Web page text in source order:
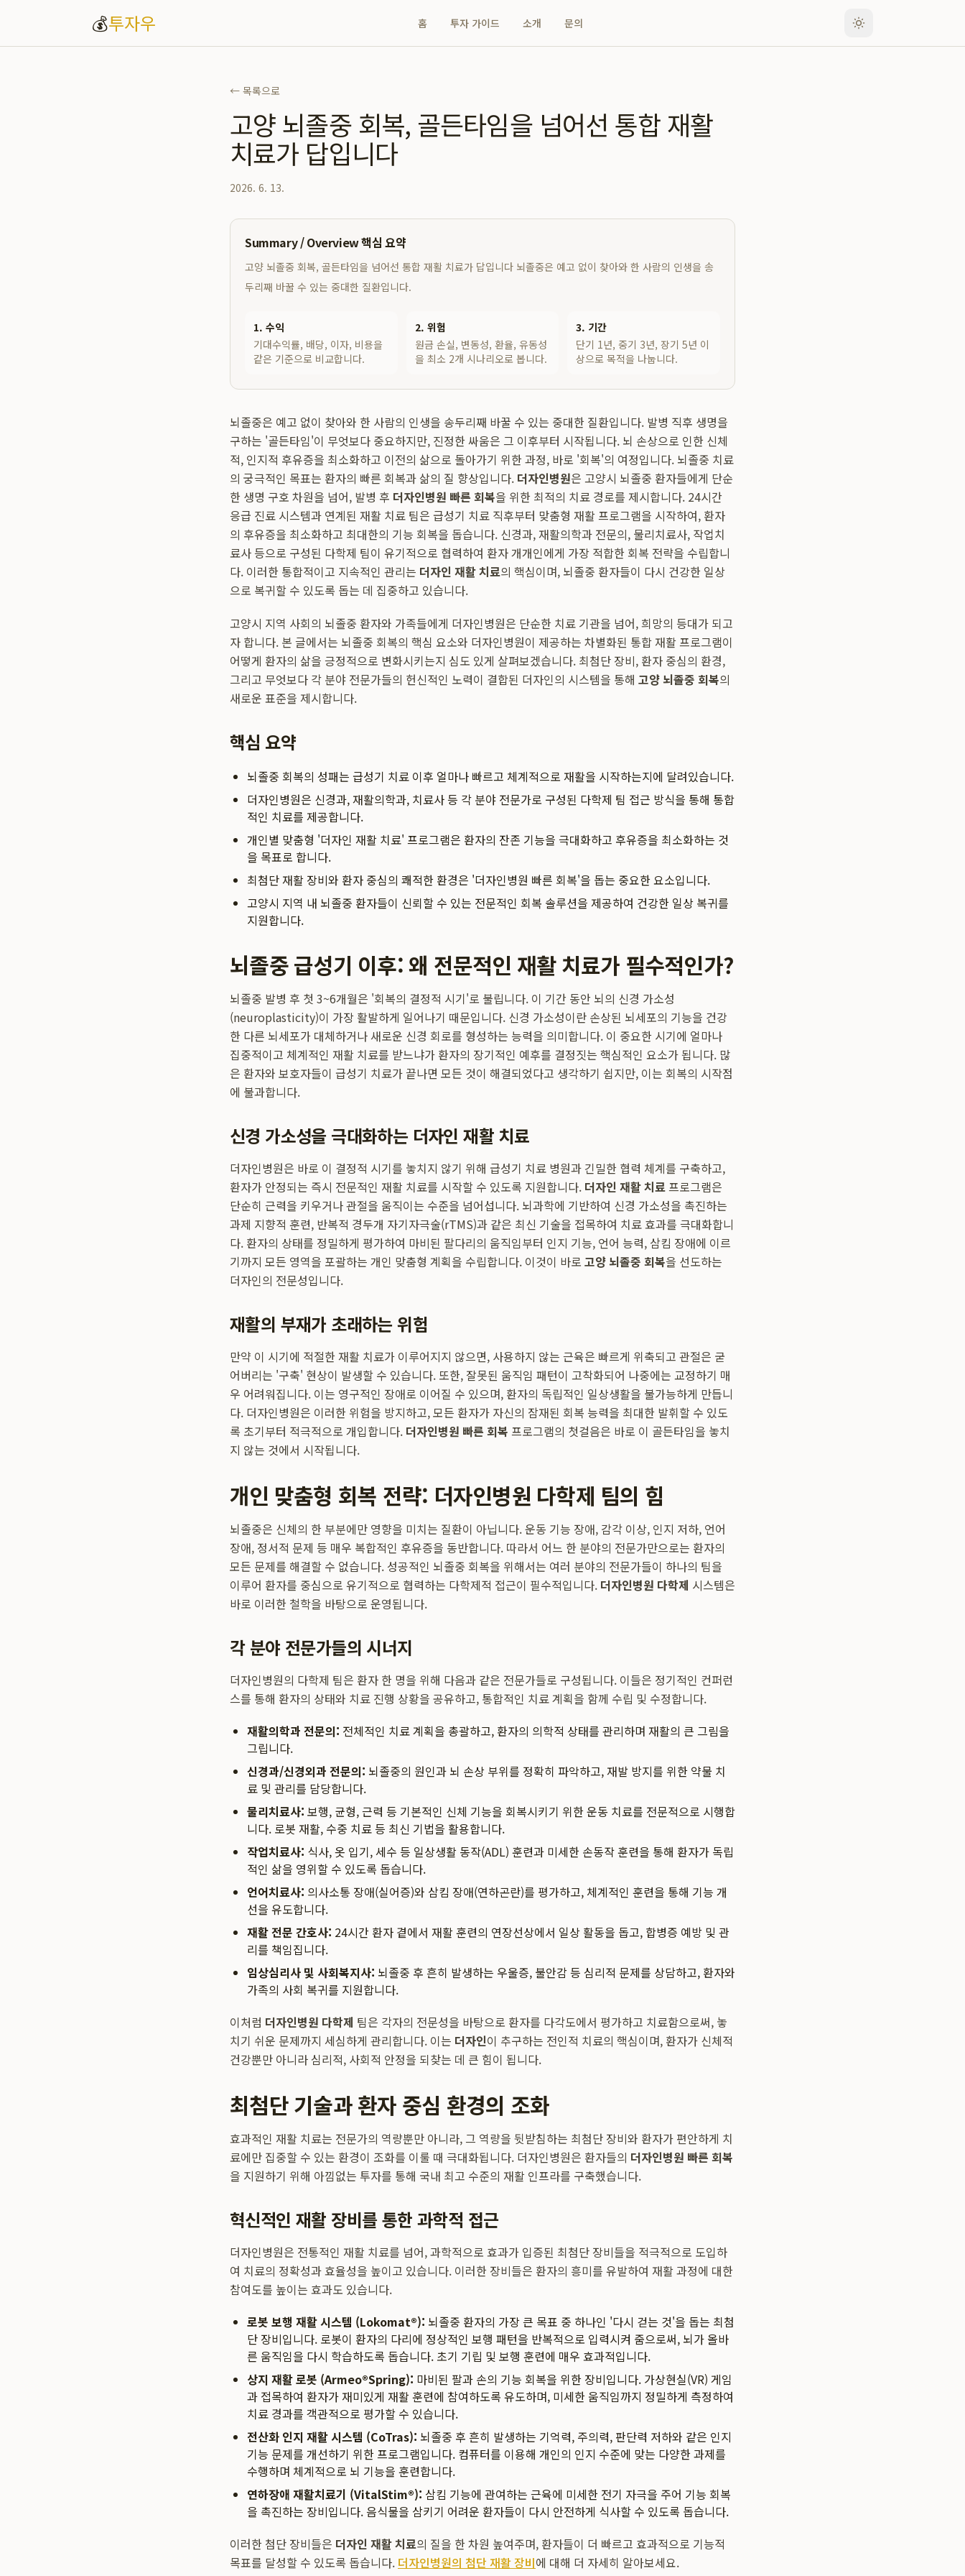
💰투자우 홈 투자 가이드 소개 문의
← 목록으로
고양 뇌졸중 회복, 골든타임을 넘어선 통합 재활
치료가 답입니다
2026. 6. 13.
Summary / Overview 핵심 요약
고양 뇌졸중 회복, 골든타임을 넘어선 통합 재활 치료가 답입니다 뇌졸중은 예고 없이 찾아와 한 사람의 인생을 송
두리째 바꿀 수 있는 중대한 질환입니다.
1. 수익
기대수익률, 배당, 이자, 비용을
같은 기준으로 비교합니다.
2. 위험
원금 손실, 변동성, 환율, 유동성
을 최소 2개 시나리오로 봅니다.
3. 기간
단기 1년, 중기 3년, 장기 5년 이
상으로 목적을 나눕니다.
뇌졸중은 예고 없이 찾아와 한 사람의 인생을 송두리째 바꿀 수 있는 중대한 질환입니다. 발병 직후 생명을
구하는 '골든타임'이 무엇보다 중요하지만, 진정한 싸움은 그 이후부터 시작됩니다. 뇌 손상으로 인한 신체
적, 인지적 후유증을 최소화하고 이전의 삶으로 돌아가기 위한 과정, 바로 '회복'의 여정입니다. 뇌졸중 치료
의 궁극적인 목표는 환자의 빠른 회복과 삶의 질 향상입니다. 더자인병원은 고양시 뇌졸중 환자들에게 단순
한 생명 구호 차원을 넘어, 발병 후 더자인병원 빠른 회복을 위한 최적의 치료 경로를 제시합니다. 24시간
응급 진료 시스템과 연계된 재활 치료 팀은 급성기 치료 직후부터 맞춤형 재활 프로그램을 시작하여, 환자
의 후유증을 최소화하고 최대한의 기능 회복을 돕습니다. 신경과, 재활의학과 전문의, 물리치료사, 작업치
료사 등으로 구성된 다학제 팀이 유기적으로 협력하여 환자 개개인에게 가장 적합한 회복 전략을 수립합니
다. 이러한 통합적이고 지속적인 관리는 더자인 재활 치료의 핵심이며, 뇌졸중 환자들이 다시 건강한 일상
으로 복귀할 수 있도록 돕는 데 집중하고 있습니다.
고양시 지역 사회의 뇌졸중 환자와 가족들에게 더자인병원은 단순한 치료 기관을 넘어, 희망의 등대가 되고
자 합니다. 본 글에서는 뇌졸중 회복의 핵심 요소와 더자인병원이 제공하는 차별화된 통합 재활 프로그램이
어떻게 환자의 삶을 긍정적으로 변화시키는지 심도 있게 살펴보겠습니다. 최첨단 장비, 환자 중심의 환경,
그리고 무엇보다 각 분야 전문가들의 헌신적인 노력이 결합된 더자인의 시스템을 통해 고양 뇌졸중 회복의
새로운 표준을 제시합니다.
핵심 요약
뇌졸중 회복의 성패는 급성기 치료 이후 얼마나 빠르고 체계적으로 재활을 시작하는지에 달려있습니다.
더자인병원은 신경과, 재활의학과, 치료사 등 각 분야 전문가로 구성된 다학제 팀 접근 방식을 통해 통합
적인 치료를 제공합니다.
개인별 맞춤형 '더자인 재활 치료' 프로그램은 환자의 잔존 기능을 극대화하고 후유증을 최소화하는 것
을 목표로 합니다.
최첨단 재활 장비와 환자 중심의 쾌적한 환경은 '더자인병원 빠른 회복'을 돕는 중요한 요소입니다.
고양시 지역 내 뇌졸중 환자들이 신뢰할 수 있는 전문적인 회복 솔루션을 제공하여 건강한 일상 복귀를
지원합니다.
뇌졸중 급성기 이후: 왜 전문적인 재활 치료가 필수적인가?
뇌졸중 발병 후 첫 3~6개월은 '회복의 결정적 시기'로 불립니다. 이 기간 동안 뇌의 신경 가소성
(neuroplasticity)이 가장 활발하게 일어나기 때문입니다. 신경 가소성이란 손상된 뇌세포의 기능을 건강
한 다른 뇌세포가 대체하거나 새로운 신경 회로를 형성하는 능력을 의미합니다. 이 중요한 시기에 얼마나
집중적이고 체계적인 재활 치료를 받느냐가 환자의 장기적인 예후를 결정짓는 핵심적인 요소가 됩니다. 많
은 환자와 보호자들이 급성기 치료가 끝나면 모든 것이 해결되었다고 생각하기 쉽지만, 이는 회복의 시작점
에 불과합니다.
신경 가소성을 극대화하는 더자인 재활 치료
더자인병원은 바로 이 결정적 시기를 놓치지 않기 위해 급성기 치료 병원과 긴밀한 협력 체계를 구축하고,
환자가 안정되는 즉시 전문적인 재활 치료를 시작할 수 있도록 지원합니다. 더자인 재활 치료프로그램은
단순히 근력을 키우거나 관절을 움직이는 수준을 넘어섭니다. 뇌과학에 기반하여 신경 가소성을 촉진하는
과제 지향적 훈련, 반복적 경두개 자기자극술(rTMS)과 같은 최신 기술을 접목하여 치료 효과를 극대화합니
다. 환자의 상태를 정밀하게 평가하여 마비된 팔다리의 움직임부터 인지 기능, 언어 능력, 삼킴 장애에 이르
기까지 모든 영역을 포괄하는 개인 맞춤형 계획을 수립합니다. 이것이 바로 고양 뇌졸중 회복을 선도하는
더자인의 전문성입니다.
재활의 부재가 초래하는 위험
만약 이 시기에 적절한 재활 치료가 이루어지지 않으면, 사용하지 않는 근육은 빠르게 위축되고 관절은 굳
어버리는 '구축' 현상이 발생할 수 있습니다. 또한, 잘못된 움직임 패턴이 고착화되어 나중에는 교정하기 매
우 어려워집니다. 이는 영구적인 장애로 이어질 수 있으며, 환자의 독립적인 일상생활을 불가능하게 만듭니
다. 더자인병원은 이러한 위험을 방지하고, 모든 환자가 자신의 잠재된 회복 능력을 최대한 발휘할 수 있도
록 초기부터 적극적으로 개입합니다. 더자인병원 빠른 회복 프로그램의 첫걸음은 바로 이 골든타임을 놓치
지 않는 것에서 시작됩니다.
개인 맞춤형 회복 전략: 더자인병원 다학제 팀의 힘
뇌졸중은 신체의 한 부분에만 영향을 미치는 질환이 아닙니다. 운동 기능 장애, 감각 이상, 인지 저하, 언어
장애, 정서적 문제 등 매우 복합적인 후유증을 동반합니다. 따라서 어느 한 분야의 전문가만으로는 환자의
모든 문제를 해결할 수 없습니다. 성공적인 뇌졸중 회복을 위해서는 여러 분야의 전문가들이 하나의 팀을
이루어 환자를 중심으로 유기적으로 협력하는 다학제적 접근이 필수적입니다. 더자인병원 다학제 시스템은
바로 이러한 철학을 바탕으로 운영됩니다.
각 분야 전문가들의 시너지
더자인병원의 다학제 팀은 환자 한 명을 위해 다음과 같은 전문가들로 구성됩니다. 이들은 정기적인 컨퍼런
스를 통해 환자의 상태와 치료 진행 상황을 공유하고, 통합적인 치료 계획을 함께 수립 및 수정합니다.
재활의학과 전문의: 전체적인 치료 계획을 총괄하고, 환자의 의학적 상태를 관리하며 재활의 큰 그림을
그립니다.
신경과/신경외과 전문의: 뇌졸중의 원인과 뇌 손상 부위를 정확히 파악하고, 재발 방지를 위한 약물 치
료 및 관리를 담당합니다.
물리치료사: 보행, 균형, 근력 등 기본적인 신체 기능을 회복시키기 위한 운동 치료를 전문적으로 시행합
니다. 로봇 재활, 수중 치료 등 최신 기법을 활용합니다.
작업치료사: 식사, 옷 입기, 세수 등 일상생활 동작(ADL) 훈련과 미세한 손동작 훈련을 통해 환자가 독립
적인 삶을 영위할 수 있도록 돕습니다.
언어치료사: 의사소통 장애(실어증)와 삼킴 장애(연하곤란)를 평가하고, 체계적인 훈련을 통해 기능 개
선을 유도합니다.
재활 전문 간호사: 24시간 환자 곁에서 재활 훈련의 연장선상에서 일상 활동을 돕고, 합병증 예방 및 관
리를 책임집니다.
임상심리사 및 사회복지사: 뇌졸중 후 흔히 발생하는 우울증, 불안감 등 심리적 문제를 상담하고, 환자와
가족의 사회 복귀를 지원합니다.
이처럼 더자인병원 다학제 팀은 각자의 전문성을 바탕으로 환자를 다각도에서 평가하고 치료함으로써, 놓
치기 쉬운 문제까지 세심하게 관리합니다. 이는 더자인이 추구하는 전인적 치료의 핵심이며, 환자가 신체적
건강뿐만 아니라 심리적, 사회적 안정을 되찾는 데 큰 힘이 됩니다.
최첨단 기술과 환자 중심 환경의 조화
효과적인 재활 치료는 전문가의 역량뿐만 아니라, 그 역량을 뒷받침하는 최첨단 장비와 환자가 편안하게 치
료에만 집중할 수 있는 환경이 조화를 이룰 때 극대화됩니다. 더자인병원은 환자들의 더자인병원 빠른 회복
을 지원하기 위해 아낌없는 투자를 통해 국내 최고 수준의 재활 인프라를 구축했습니다.
혁신적인 재활 장비를 통한 과학적 접근
더자인병원은 전통적인 재활 치료를 넘어, 과학적으로 효과가 입증된 최첨단 장비들을 적극적으로 도입하
여 치료의 정확성과 효율성을 높이고 있습니다. 이러한 장비들은 환자의 흥미를 유발하여 재활 과정에 대한
참여도를 높이는 효과도 있습니다.
로봇 보행 재활 시스템 (Lokomat®): 뇌졸중 환자의 가장 큰 목표 중 하나인 '다시 걷는 것'을 돕는 최첨
단 장비입니다. 로봇이 환자의 다리에 정상적인 보행 패턴을 반복적으로 입력시켜 줌으로써, 뇌가 올바
른 움직임을 다시 학습하도록 돕습니다. 초기 기립 및 보행 훈련에 매우 효과적입니다.
상지 재활 로봇 (Armeo®Spring): 마비된 팔과 손의 기능 회복을 위한 장비입니다. 가상현실(VR) 게임
과 접목하여 환자가 재미있게 재활 훈련에 참여하도록 유도하며, 미세한 움직임까지 정밀하게 측정하여
치료 경과를 객관적으로 평가할 수 있습니다.
전산화 인지 재활 시스템 (CoTras): 뇌졸중 후 흔히 발생하는 기억력, 주의력, 판단력 저하와 같은 인지
기능 문제를 개선하기 위한 프로그램입니다. 컴퓨터를 이용해 개인의 인지 수준에 맞는 다양한 과제를
수행하며 체계적으로 뇌 기능을 훈련합니다.
연하장애 재활치료기 (VitalStim®): 삼킴 기능에 관여하는 근육에 미세한 전기 자극을 주어 기능 회복
을 촉진하는 장비입니다. 음식물을 삼키기 어려운 환자들이 다시 안전하게 식사할 수 있도록 돕습니다.
이러한 첨단 장비들은 더자인 재활 치료의 질을 한 차원 높여주며, 환자들이 더 빠르고 효과적으로 기능적
목표를 달성할 수 있도록 돕습니다. 더자인병원의 첨단 재활 장비에 대해 더 자세히 알아보세요.